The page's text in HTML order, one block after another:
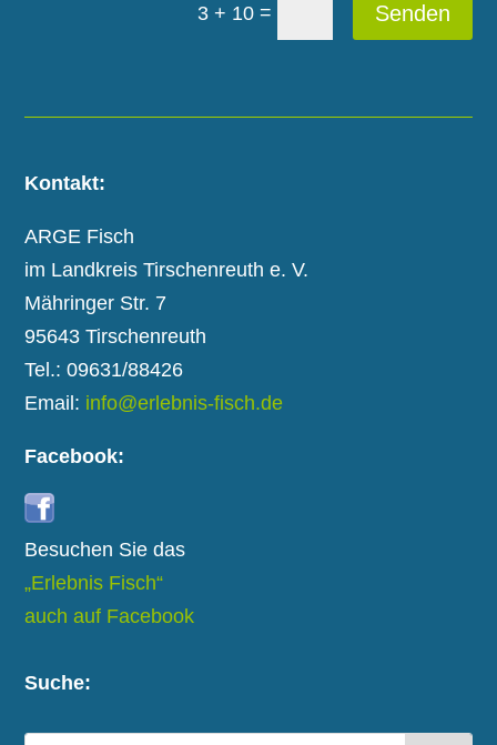
3 + 10= Senden
Kontakt:
ARGE Fisch
im Landkreis Tirschenreuth e. V.
Mähringer Str. 7
95643 Tirschenreuth
Tel.: 09631/88426
Email: info@erlebnis-fisch.de
Facebook:
Besuchen Sie das
„Erlebnis Fisch“
auch auf Facebook
Suche: